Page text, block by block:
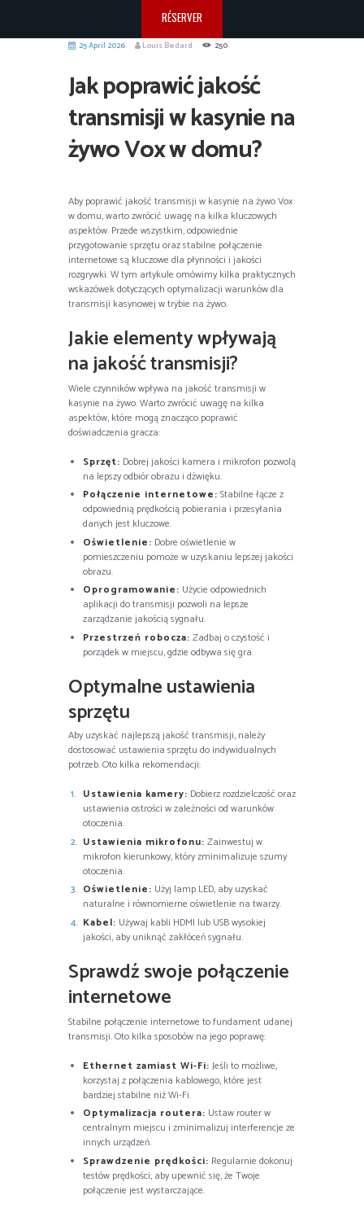
RÉSERVER
25 April 2026 Louis Bedard 250
Jak poprawić jakość
transmisji w kasynie na
żywo Vox w domu?
Aby poprawić jakość transmisji w kasynie na żywo Vox
w domu, warto zwrócić uwagę na kilka kluczowych
aspektów. Przede wszystkim, odpowiednie
przygotowanie sprzętu oraz stabilne połączenie
internetowe są kluczowe dla płynności i jakości
rozgrywki. W tym artykule omówimy kilka praktycznych
wskazówek dotyczących optymalizacji warunków dla
transmisji kasynowej w trybie na żywo.
Jakie elementy wpływają
na jakość transmisji?
Wiele czynników wpływa na jakość transmisji w
kasynie na żywo. Warto zwrócić uwagę na kilka
aspektów, które mogą znacząco poprawić
doświadczenia gracza:
Sprzęt: Dobrej jakości kamera i mikrofon pozwolą
na lepszy odbiór obrazu i dźwięku.
Połączenie internetowe: Stabilne łącze z
odpowiednią prędkością pobierania i przesyłania
danych jest kluczowe.
Oświetlenie: Dobre oświetlenie w
pomieszczeniu pomoże w uzyskaniu lepszej jakości
obrazu.
Oprogramowanie: Użycie odpowiednich
aplikacji do transmisji pozwoli na lepsze
zarządzanie jakością sygnału.
Przestrzeń robocza: Zadbaj o czystość i
porządek w miejscu, gdzie odbywa się gra.
Optymalne ustawienia
sprzętu
Aby uzyskać najlepszą jakość transmisji, należy
dostosować ustawienia sprzętu do indywidualnych
potrzeb. Oto kilka rekomendacji:
Ustawienia kamery: Dobierz rozdzielczość oraz
ustawienia ostrości w zależności od warunków
otoczenia.
Ustawienia mikrofonu: Zainwestuj w
mikrofon kierunkowy, który zminimalizuje szumy
otoczenia.
Oświetlenie: Użyj lamp LED, aby uzyskać
naturalne i równomierne oświetlenie na twarzy.
Kabel: Używaj kabli HDMI lub USB wysokiej
jakości, aby uniknąć zakłóceń sygnału.
Sprawdź swoje połączenie
internetowe
Stabilne połączenie internetowe to fundament udanej
transmisji. Oto kilka sposobów na jego poprawę:
Ethernet zamiast Wi-Fi: Jeśli to możliwe,
korzystaj z połączenia kablowego, które jest
bardziej stabilne niż Wi-Fi.
Optymalizacja routera: Ustaw router w
centralnym miejscu i zminimalizuj interferencje ze
innych urządzeń.
Sprawdzenie prędkości: Regularnie dokonuj
testów prędkości, aby upewnić się, że Twoje
połączenie jest wystarczające.